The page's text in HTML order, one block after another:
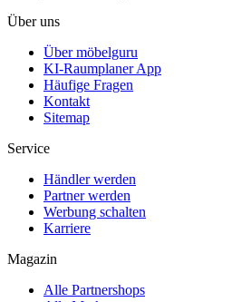
Über uns
Über möbelguru
KI-Raumplaner App
Häufige Fragen
Kontakt
Sitemap
Service
Händler werden
Partner werden
Werbung schalten
Karriere
Magazin
Alle Partnershops